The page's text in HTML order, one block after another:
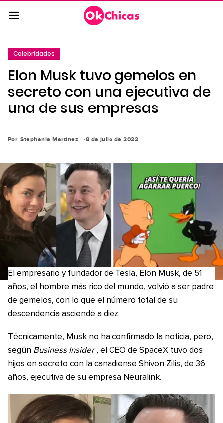
Saltar
al
contenido
a
la
navegación
principal
Celebridades
Elon Musk tuvo gemelos en
secreto con una ejecutiva de
una de sus empresas
Por Stephanie Martínez 8 de julio de 2022
El empresario y fundador de Tesla, Elon Musk, de 51
años, el hombre más rico del mundo, volvió a ser padre
de gemelos, con lo que el número total de su
descendencia asciende a diez.
Técnicamente, Musk no ha confirmado la noticia, pero,
según Business Insider , el CEO de SpaceX tuvo dos
hijos en secreto con la canadiense Shivon Zilis, de 36
años, ejecutiva de su empresa Neuralink.